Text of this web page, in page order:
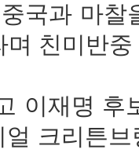
국과 마
며 친미반
이재명
얼 크리튼